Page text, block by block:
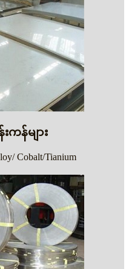
ကန်များ
Cobalt/Tianium